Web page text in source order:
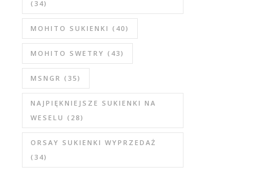
(34)
MOHITO SUKIENKI (40)
MOHITO SWETRY (43)
MSNGR (35)
NAJPIĘKNIEJSZE SUKIENKI NA
WESELU (28)
ORSAY SUKIENKI WYPRZEDAŻ
(34)